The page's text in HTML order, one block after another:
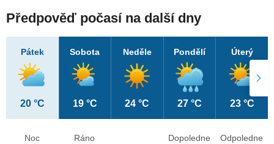
Předpověď počasí na další dny
Pátek
20 °C
Sobota
19 °C
Neděle
24 °C
Pondělí
27 °C
Úterý
23 °C
Noc
Ráno
Dopoledne
Odpoledne